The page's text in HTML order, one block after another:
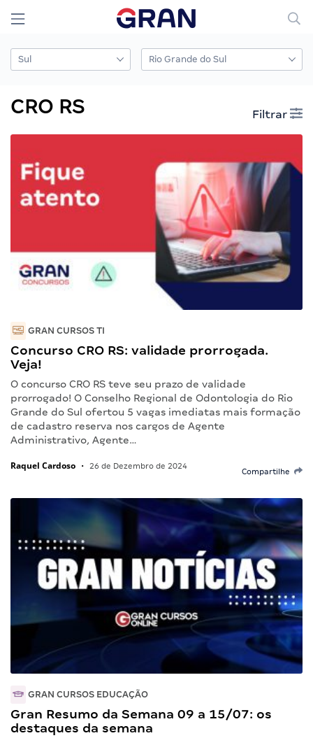
CRO RS Filtrar
GRAN CURSOS TI
Concurso CRO RS: validade prorrogada.
Veja!
O concurso CRO RS teve seu prazo de validade
prorrogado! O Conselho Regional de Odontologia do Rio
Grande do Sul ofertou 5 vagas imediatas mais formação
de cadastro reserva nos cargos de Agente
Administrativo, Agente…
Raquel Cardoso • 26 de Dezembro de 2024
Compartilhe
GRAN CURSOS EDUCAÇÃO
Gran Resumo da Semana 09 a 15/07: os
destaques da semana